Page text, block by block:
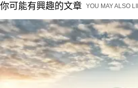
你可能有興趣的文章 YOU MAY ALSO